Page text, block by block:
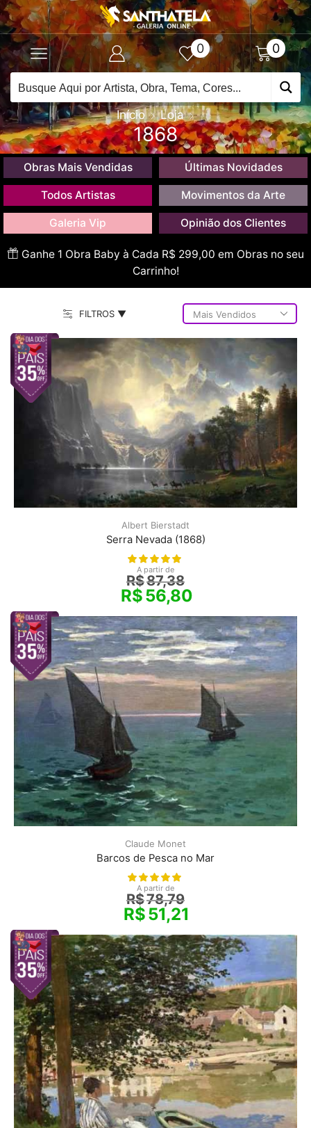
0 0
Início Loja
1868
Obras Mais Vendidas Últimas Novidades
Todos Artistas Movimentos da Arte
Galeria Vip Opinião dos Clientes
Ganhe 1 Obra Baby à Cada R$ 299,00 em Obras no seu
Carrinho!
FILTROS ▼
Albert Bierstadt
Serra Nevada (1868)
A partir de
R$87,38
R$56,80
Claude Monet
Barcos de Pesca no Mar
A partir de
R$78,79
R$51,21